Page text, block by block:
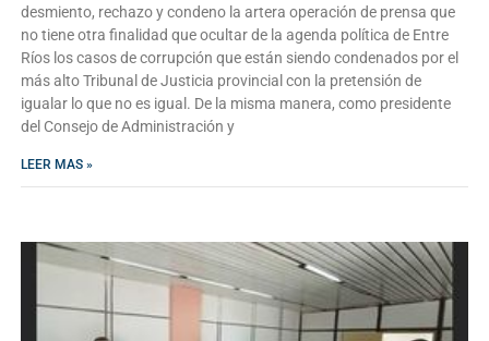
desmiento, rechazo y condeno la artera operación de prensa que
no tiene otra finalidad que ocultar de la agenda política de Entre
Ríos los casos de corrupción que están siendo condenados por el
más alto Tribunal de Justicia provincial con la pretensión de
igualar lo que no es igual. De la misma manera, como presidente
del Consejo de Administración y
LEER MAS »